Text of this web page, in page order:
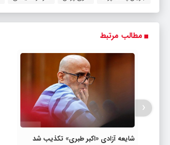
مطالب مرتبط
شایعه آزادی «اکبر طبری» تکذیب شد
‹